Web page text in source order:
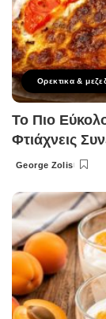
Ορεκτικα &
Το Πιο
Φτιάχνεις
Posted
George Zolis